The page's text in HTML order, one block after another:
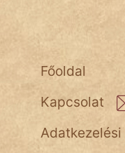
Hunor
Jób Gedeon
Láron Ádám
Főoldal
Kapcsolat